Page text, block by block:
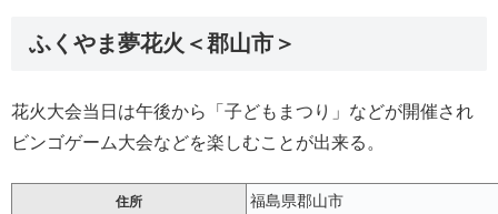
ふくやま夢花火＜郡山市＞
花火大会当日は午後から「子どもまつり」などが開催され
ビンゴゲーム大会などを楽しむことが出来る。
住所 福島県郡山市